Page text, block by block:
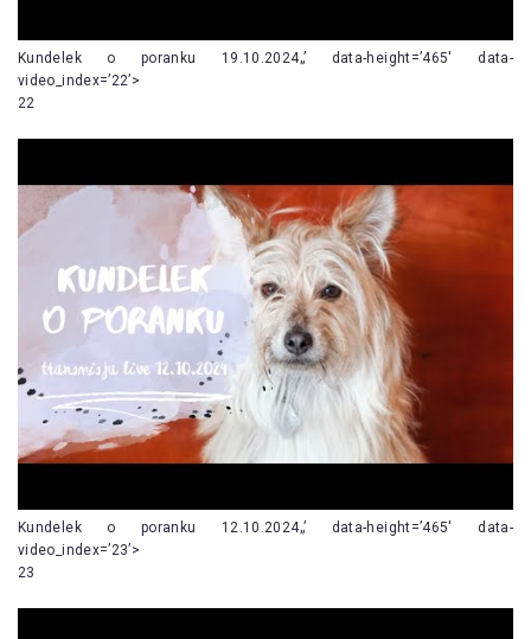
Kundelek o poranku 19.10.2024„’ data-height=’465′ data-
video_index=’22’>
22
Kundelek o poranku 12.10.2024„’ data-height=’465′ data-
video_index=’23’>
23